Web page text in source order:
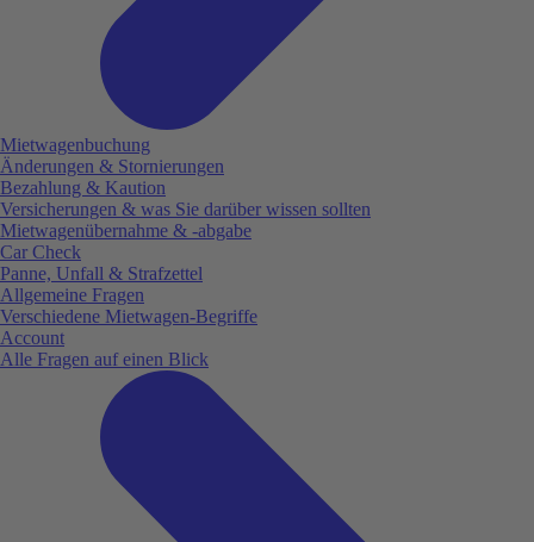
Mietwagenbuchung
Änderungen & Stornierungen
Bezahlung & Kaution
Versicherungen & was Sie darüber wissen sollten
Mietwagenübernahme & -abgabe
Car Check
Panne, Unfall & Strafzettel
Allgemeine Fragen
Verschiedene Mietwagen-Begriffe
Account
Alle Fragen auf einen Blick